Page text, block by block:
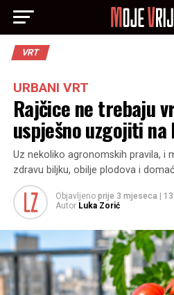
VRT
URBANI VRT
Rajčice ne trebaju
uspješno uzgojiti na
Uz nekoliko agronomskih pravila, i
zdravu biljku, obilje plodova i
Objavljeno prije 3 mjeseca
Autor Luka Zorić